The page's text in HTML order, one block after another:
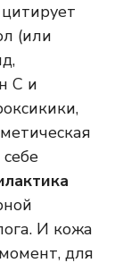
(или
С и
И кожа
для